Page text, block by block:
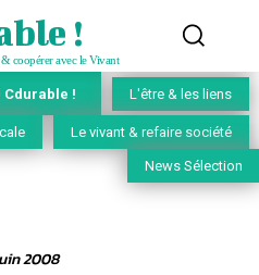
!
coopérer avec le Vivant
Cdurable ! L'être & les liens
Le vivant & refaire société
News Sélection
2008